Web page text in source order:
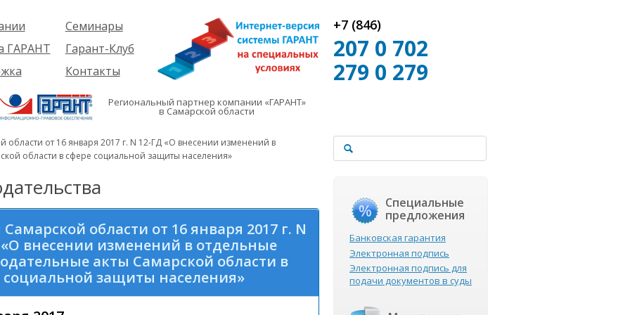
ГАРАНТ
Семинары
Об услуге
Предстоящие
семинары
Гарант-Клуб
Контакты
+7 (846)
207 0 702
279 0 279
Региональный партнер компании «ГАРАНТ»
в Самарской области
области от 16 января 2017 г. N 12-ГД «О внесении изменений в
области в сфере социальной защиты населения»
области от 16 января 2017 г. N
внесении изменений в отдельные
акты Самарской области в
социальной защиты населения»
Специальные
предложения
Банковская гарантия
Электронная подпись
Электронная подпись для
подачи документов в суды